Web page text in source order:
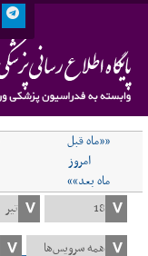
««ماه قبل
امروز
ماه بعد»»